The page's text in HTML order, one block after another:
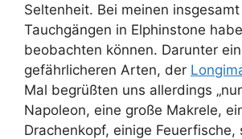
Seltenheit. Bei meinen
Tauchgängen in Elphinstone
beobachten können. Darunter
gefährlicheren Arten, der
Mal begrüßten uns allerdings
Napoleon, eine große Makrele,
Drachenkopf, einige Feuerfische,